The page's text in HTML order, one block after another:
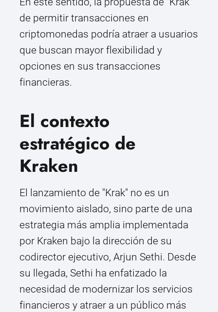
de permitir transacciones en
criptomonedas podría atraer a usuarios
que buscan mayor flexibilidad y
opciones en sus transacciones
financieras.
El contexto
estratégico de
Kraken
El lanzamiento de "Krak" no es un
movimiento aislado, sino parte de una
estrategia más amplia implementada
por Kraken bajo la dirección de su
codirector ejecutivo, Arjun Sethi. Desde
su llegada, Sethi ha enfatizado la
necesidad de modernizar los servicios
financieros y atraer a un público más